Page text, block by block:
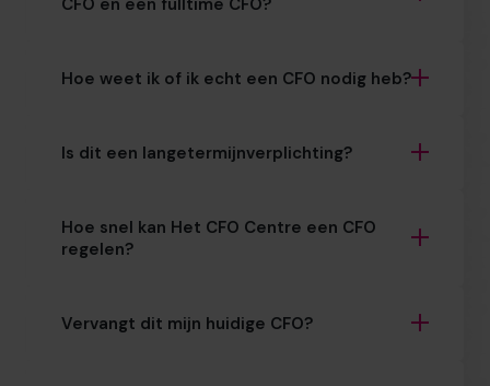
CFO en een fulltime CFO?
Hoe weet ik of ik echt een CFO nodig heb?
Is dit een langetermijnverplichting?
Hoe snel kan Het CFO Centre een CFO
regelen?
Vervangt dit mijn huidige CFO?